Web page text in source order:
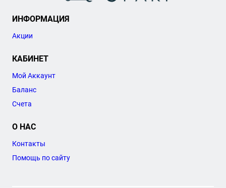
ИНФОРМАЦИЯ
Акции
КАБИНЕТ
Мой Аккаунт
Баланс
Счета
О НАС
Контакты
Помощь по сайту